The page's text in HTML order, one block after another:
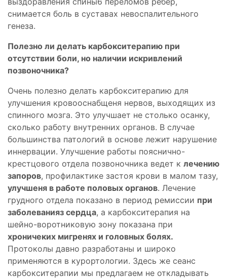
снимается боль в суставах невоспалительного
генеза.
Полезно ли делать карбокситерапию при
отсутствии боли, но наличии искривлений
позвоночника?
Очень полезно делать карбокситерапию для
улучшения кровооснабщеня нервов, выходящих из
спинного мозга. Это улучшает не столько осанку,
сколько работу внутренних органов. В случае
большинства патологий в основе лежит нарушение
иннервации. Улучшение работы пояснично-
крестцового отдела позвоночника ведет к лечению
запоров, профилактике застоя крови в малом тазу,
улучшеня в работе половых органов. Лечение
грудного отдела показано в период ремиссии при
заболеванияз сердца, а карбокситерапия на
шейно-воротниковую зону показана при
хроничеких мигренях и головных болях.
Протоколы давно разработаны и широко
применяются в курортологии. Здесь же сеанс
карбокситерапии мы предлагаем не откладывать